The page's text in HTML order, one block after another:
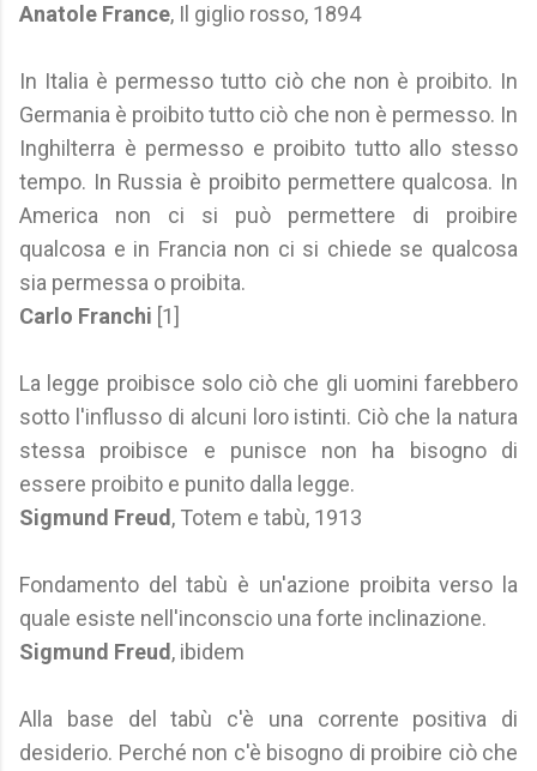
Anatole France, Il giglio rosso, 1894
In Italia è permesso tutto ciò che non è proibito. In
Germania è proibito tutto ciò che non è permesso. In
Inghilterra è permesso e proibito tutto allo stesso
tempo. In Russia è proibito permettere qualcosa. In
America non ci si può permettere di proibire
qualcosa e in Francia non ci si chiede se qualcosa
sia permessa o proibita.
Carlo Franchi [1]
La legge proibisce solo ciò che gli uomini farebbero
sotto l'influsso di alcuni loro istinti. Ciò che la natura
stessa proibisce e punisce non ha bisogno di
essere proibito e punito dalla legge.
Sigmund Freud , Totem e tabù, 1913
Fondamento del tabù è un'azione proibita verso la
quale esiste nell'inconscio una forte inclinazione.
Sigmund Freud , ibidem
Alla base del tabù c'è una corrente positiva di
desiderio. Perché non c'è bisogno di proibire ciò che